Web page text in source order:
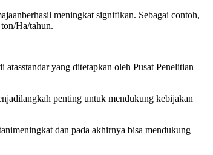
berhasil meningkat signifikan. Sebagai contoh,
Ha/tahun.
atasstandaryang ditetapkan oleh Pusat Penelitian
langkah penting untuk mendukung kebijakan
meningkat dan pada akhirnya bisa mendukung